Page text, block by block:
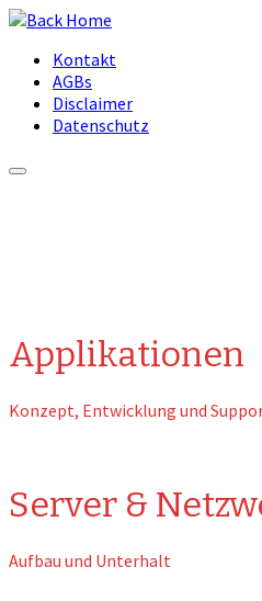
Skip
contentKontakt
AGBs
Disclaimer
Datenschutz
Applikationen
Konzept, Entwicklung und
Server &
Aufbau und Unterhalt